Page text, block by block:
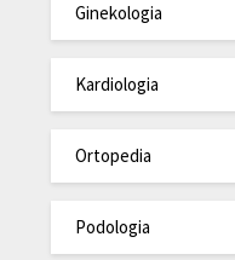
Ginekologia
Kardiologia
Ortopedia
Podologia